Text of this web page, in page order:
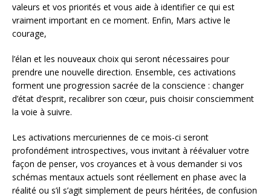
valeurs et vos priorités et vous aide à identifier ce qui est
vraiment important en ce moment. Enfin, Mars active le
courage,
l’élan et les nouveaux choix qui seront nécessaires pour
prendre une nouvelle direction. Ensemble, ces activations
forment une progression sacrée de la conscience : changer
d’état d’esprit, recalibrer son cœur, puis choisir consciemment
la voie à suivre.
Les activations mercuriennes de ce mois-ci seront
profondément introspectives, vous invitant à réévaluer votre
façon de penser, vos croyances et à vous demander si vos
schémas mentaux actuels sont réellement en phase avec la
réalité ou s’il s’agit simplement de peurs héritées, de confusion